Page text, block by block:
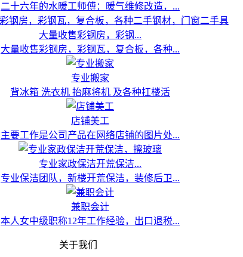
二十六年的水暖工师傅：暖气维修改造，...
大量收售彩钢房，彩钢...
大量收售彩钢房，彩钢瓦，复合板，各种...
专业搬家
背冰箱 洗衣机 抬麻将机 及各种扛楼活
店铺美工
主要工作是公司产品在网络店铺的图片处...
专业家政保洁开荒保洁...
专业保洁团队，新楼开荒保洁，装修后卫...
兼职会计
本人女中级职称12年工作经验，出口退税...
关于我们